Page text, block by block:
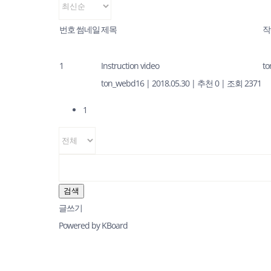
번호썸네일제목
1
Instruction video
ton_webd16 | 2018.05.30 | 추천 0 | 조회 2371
1
검색
글쓰기
Powered by KBoard